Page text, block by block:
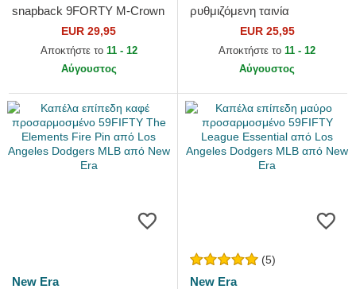
snapback 9FORTY M-Crown
Player Replica από Los
Angeles Dodgers MLB από
EUR 29,95
Αποκτήστε το 11 - 12
Αύγουστος
ρυθμιζόμενη ταινία
9TWENTY League Essential
από Los Angeles Dodgers
MLB από...
EUR 25,95
Αποκτήστε το 11 - 12
Αύγουστος
New Era
(5)
New Era